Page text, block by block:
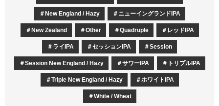
New England / Hazy ニューイングランドIPA
New Zealand Other Quadruple レッドIPA
ライIPA セッションIPA Session
Session New England / Hazy サワーIPA トリプルIPA
Triple New England / Hazy ホワイトIPA
White / Wheat